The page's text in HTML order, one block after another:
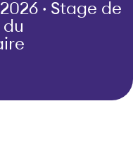
· Stage de
du